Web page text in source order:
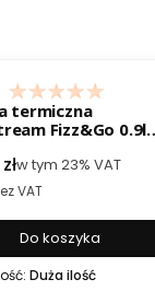
termiczna
Fizz&Go 0.9l
w tym 23% VAT
VAT
Do koszyka
Duża ilość